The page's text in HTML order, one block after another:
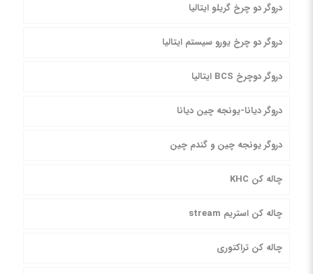
دروگر دو چرخ گریلو ایتالیا
دروگر دو چرخ یورو سیستم ایتالیا
دروگر دوچرخ BCS ایتالیا
دروگر دیانا-یونجه چین دیانا
دروگر یونجه چین و گندم چین
چاله کن KHC
چاله کن استریم stream
چاله کن تراکتوری